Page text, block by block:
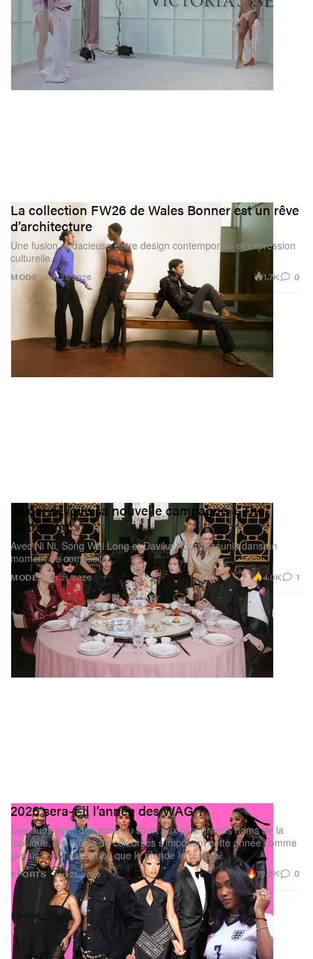
MODE
La collection FW26 de Wales Bonner est un rêve
d’architecture
Une fusion audacieuse entre design contemporain et expression
culturelle.
Jan 21, 2026 1.7K 0
MODE
Gucci dévoile sa nouvelle campagne « The
Gathering »
Avec Ni Ni, Song Wei Long et Davika Hoorne réunis dans un
moment de complicité.
Jan 21, 2026 4.0K 1
SPORTS
2026 sera-t-il l’année des WAG ?
Des duos avec des stars du sport aux plus grands noms de la
musique, les WAGs de célébrités s’imposent cette année comme
jamais – et il est temps que le monde le réalise.
Jan 21, 2026 10.6K 0